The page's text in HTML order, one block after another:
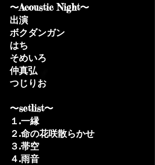
〜Acoustic Night〜
出演
ボクダンガン
はち
そめいろ
仲真弘​
つじりお​
〜setlist〜
１.一縁
２.命の花咲散らかせ
３.帯空
４.雨音